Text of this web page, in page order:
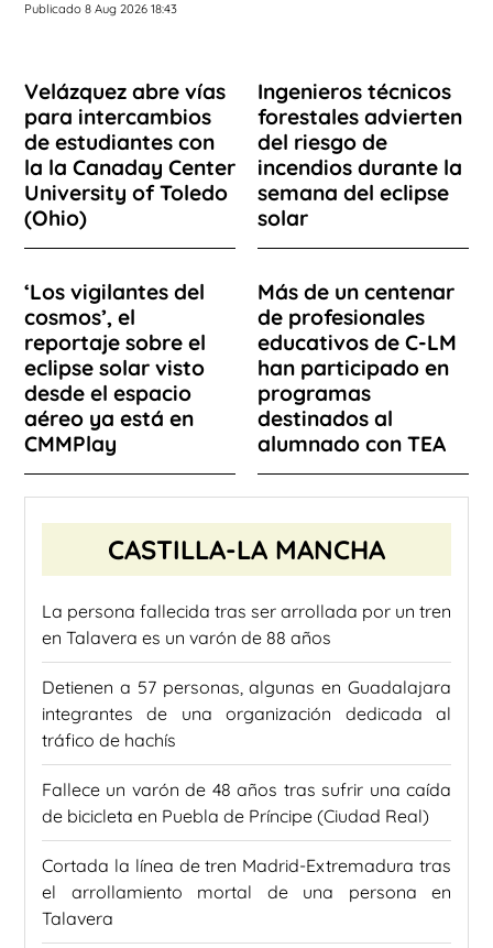
Publicado 8 Aug 2026 18:43
Velázquez abre vías
para intercambios
de estudiantes con
la la Canaday Center
University of Toledo
(Ohio)
Ingenieros técnicos
forestales advierten
del riesgo de
incendios durante la
semana del eclipse
solar
‘Los vigilantes del
cosmos’, el
reportaje sobre el
eclipse solar visto
desde el espacio
aéreo ya está en
CMMPlay
Más de un centenar
de profesionales
educativos de C-LM
han participado en
programas
destinados al
alumnado con TEA
CASTILLA-LA MANCHA
La persona fallecida tras ser arrollada por un tren
en Talavera es un varón de 88 años
Detienen a 57 personas, algunas en Guadalajara
integrantes de una organización dedicada al
tráfico de hachís
Fallece un varón de 48 años tras sufrir una caída
de bicicleta en Puebla de Príncipe (Ciudad Real)
Cortada la línea de tren Madrid-Extremadura tras
el arrollamiento mortal de una persona en
Talavera